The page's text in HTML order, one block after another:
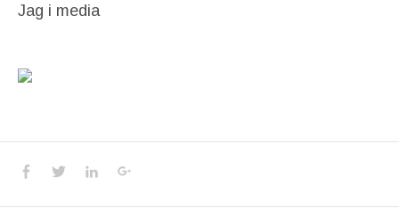
Jag i media
Social Media Profiles
Facebook
TwitterLinkedIn